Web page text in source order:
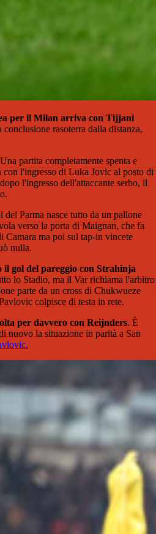
per il Milan arriva con Tijjani
rasoterra dalla distanza,
partita completamente spenta e
l'ingresso di Luka Jovic al posto di
l'ingresso dell'attaccante serbo, il
del Parma nasce tutto da un pallone
verso la porta di Maignan, che fa
Camara ma poi sul tap-in vincete
nulla.
gol del pareggio con Strahinja
lo Stadio, ma il Var richiama l'arbitro
parte da un cross di Chukwueze
colpisce di testa in rete.
per davvero con Reijnders. È
nuovo la situazione in parità a San